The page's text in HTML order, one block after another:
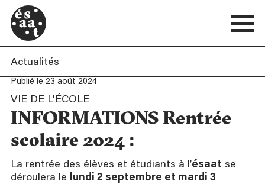
Actualités
Publié le 23 août 2024
VIE DE L'ÉCOLE
INFORMATIONS Rentrée
scolaire 2024 :
La rentrée des élèves et étudiants à l’ésaat se
déroulera le
lundi 2 septembre et mardi 3